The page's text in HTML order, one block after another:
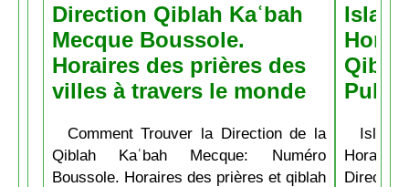
Direction Qiblah Kaʿbah
Mecque Boussole.
Horaires des prières des
villes à travers le monde
Comment Trouver la Direction de la
Qiblah Kaʿbah Mecque: Numéro
Boussole. Horaires des prières et qiblah
Pubs